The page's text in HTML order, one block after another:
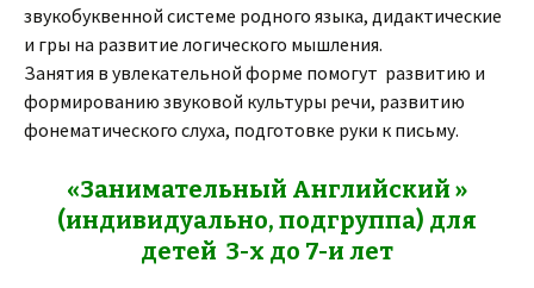
звукобуквенной системе родного языка, дидактические
и гры на развитие логического мышления.
Занятия в увлекательной форме помогут развитию и
формированию звуковой культуры речи, развитию
фонематического слуха, подготовке руки к письму.
«Занимательный Английский »
(индивидуально, подгруппа) для
детей 3-х до 7-и лет